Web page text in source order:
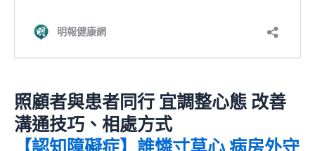
照顧者與患者同行 宜調整心態 改善
溝通技巧、相處方式
【認知障礙症】誰憐寸草心 病房外守